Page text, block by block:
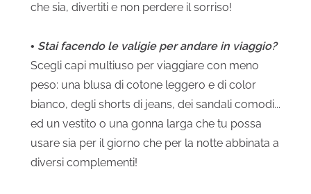
che sia, divertiti e non perdere il sorriso!
• Stai facendo le valigie per andare in viaggio?
Scegli capi multiuso per viaggiare con meno
peso: una blusa di cotone leggero e di color
bianco, degli shorts di jeans, dei sandali comodi...
ed un vestito o una gonna larga che tu possa
usare sia per il giorno che per la notte abbinata a
diversi complementi!